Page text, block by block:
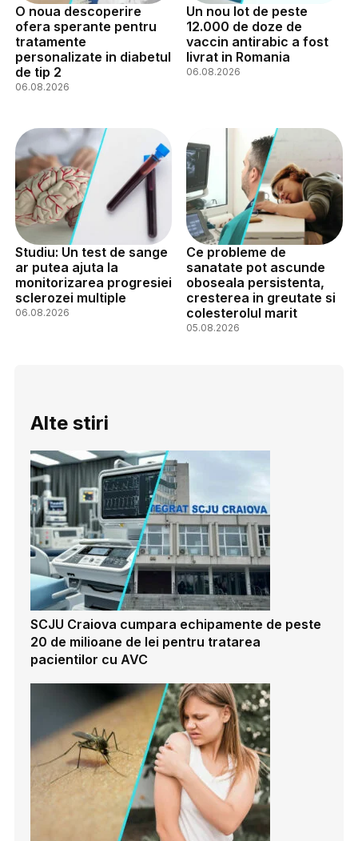
O noua descoperire
ofera sperante pentru
tratamente
personalizate in diabetul
de tip 2
06.08.2026
Un nou lot de peste
12.000 de doze de
vaccin antirabic a fost
livrat in Romania
06.08.2026
Studiu: Un test de sange
ar putea ajuta la
monitorizarea progresiei
sclerozei multiple
06.08.2026
Ce probleme de
sanatate pot ascunde
oboseala persistenta,
cresterea in greutate si
colesterolul marit
05.08.2026
Alte stiri
SCJU Craiova cumpara echipamente de peste
20 de milioane de lei pentru tratarea
pacientilor cu AVC